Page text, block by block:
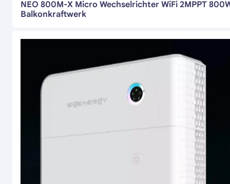
NEO 800M-X Micro Wechselrichter WiFi 2MPPT
Balkonkraftwerk